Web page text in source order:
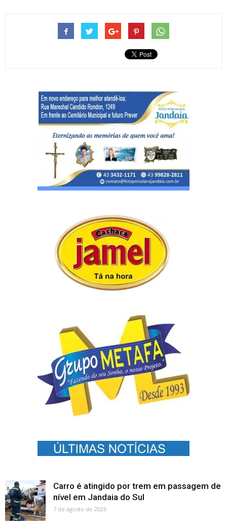
Carro é atingido por trem em passagem de
nível em Jandaia do Sul
7 de agosto de 2026